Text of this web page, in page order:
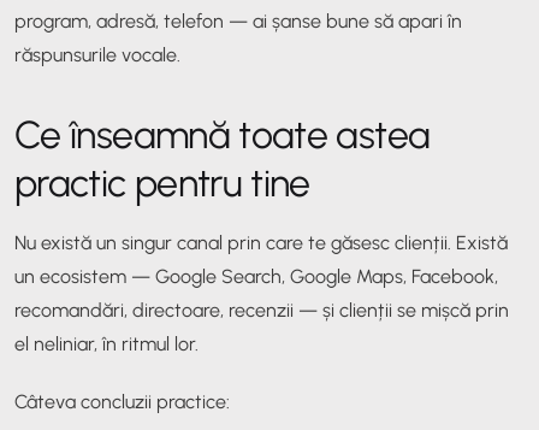
program, adresă, telefon — ai șanse bune să apari în
răspunsurile vocale.
Ce înseamnă toate astea
practic pentru tine
Nu există un singur canal prin care te găsesc clienții. Există
un ecosistem — Google Search, Google Maps, Facebook,
recomandări, directoare, recenzii — și clienții se mișcă prin
el neliniar, în ritmul lor.
Câteva concluzii practice: